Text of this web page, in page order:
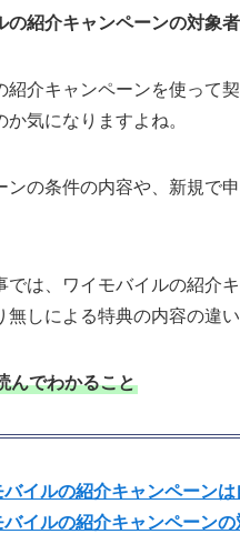
の紹介キャンペーンの対象
紹介キャンペーンを使って
気になりますよね。
ンの条件の内容や、新規で
では、ワイモバイルの紹介
無しによる特典の内容の違
んでわかること
バイルの紹介キャンペーン
バイルの紹介キャンペーン